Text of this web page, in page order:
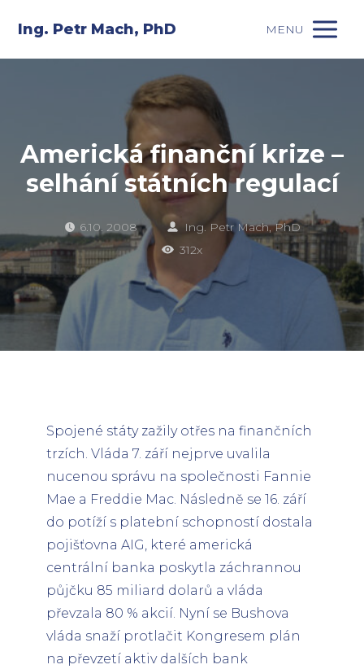
Ing. Petr Mach, PhD MENU
Americká finanční krize –
selhání státních regulací
6.10. 2008
Ing. Petr Mach, PhD
312x
Spojené státy zažily otřes na finančních
trzích. Vláda 7. září nejprve uvalila
nucenou správu na společnosti Fannie
Mae a Freddie Mac. Následně se 16. září
do potíží s platební schopností dostala
pojišťovna AIG, které americká
centrální banka poskytla záchrannou
půjčku 85 miliard dolarů a vláda
převzala 80 % akcií. Nyní se Bushova
vláda snaží protlačit Kongresem plán
na převzetí aktiv dalších bank